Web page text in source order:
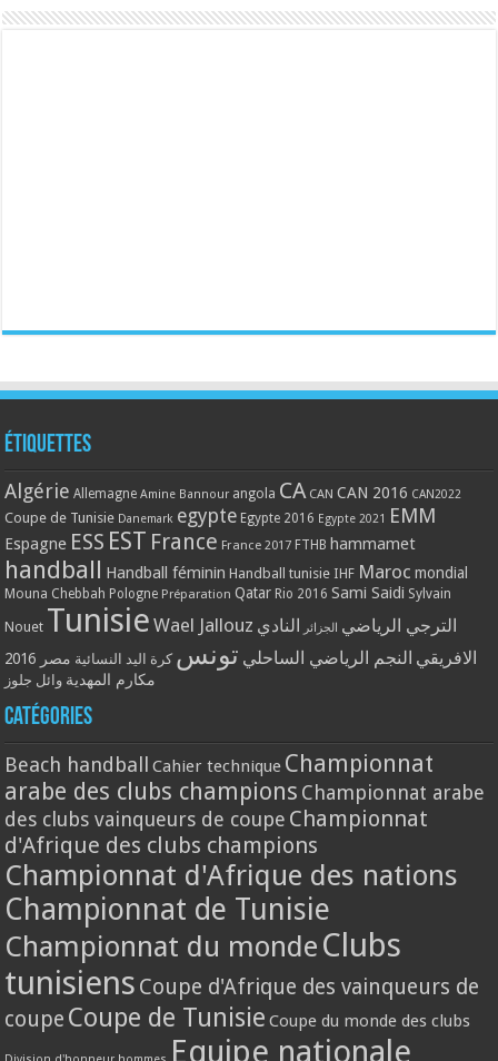
Étiquettes
Algérie Allemagne Amine Bannour angola CA CAN CAN 2016 CAN2022
Coupe de Tunisie Danemark egypte Egypte 2016 Egypte 2021 EMM
Espagne ESS EST France France 2017 FTHB hammamet
handball Handball féminin Handball tunisie IHF Maroc mondial
Mouna Chebbah Pologne Préparation Qatar Rio 2016 Sami Saidi Sylvain
Nouet Tunisie Wael Jallouz الترجي الرياضي الجزائر النادي
الافريقي النجم الرياضي الساحلي تونس كرة اليد النسائية مصر 2016
مكارم المهدية وائل جلوز
Catégories
Beach handball Cahier technique Championnat
arabe des clubs champions Championnat arabe
des clubs vainqueurs de coupe Championnat
d'Afrique des clubs champions
Championnat d'Afrique des nations
Championnat de Tunisie
Championnat du monde Clubs
tunisiens Coupe d'Afrique des vainqueurs de
coupe Coupe de Tunisie Coupe du monde des clubs
Equipe nationale